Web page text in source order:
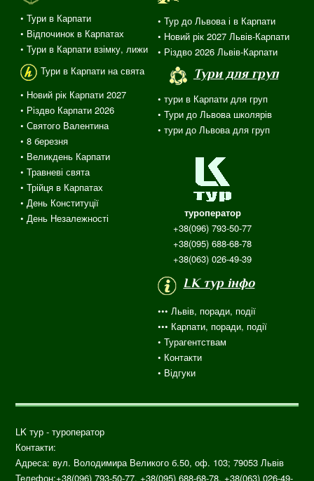
• Тури в Карпати
• Відпочинок в Карпатах
• Тури в Карпати взімку, лижи
Тури в Карпати на свята
• Новий рік Карпати 2027
• Різдво Карпати 2026
• Святого Валентина
• 8 березня
• Великдень Карпати
• Травневі свята
•Трійця в Карпатах
• День Конституції
• День Незалежності
• Тур до Львова і в Карпати
• Новий рік 2027 Львів-Карпати
• Різдво 2026 Львів-Карпати
Тури для груп
• тури в Карпати для груп
• Тури до Львова школярів
• тури до Львова для груп
туроператор
+38(096) 793-50-77
+38(095) 688-68-78
+38(063) 026-49-39
LK тур інфо
••• Львів, поради, події
••• Карпати, поради, події
•Турагентствам
• Контакти
• Відгуки
LK тур - туроператор
Контакти:
Адреса: вул. Володимира Великого б.50, оф. 103; 79053 Львів
Телефон:+38(096) 793-50-77, +38(095) 688-68-78, +38(063) 026-49-